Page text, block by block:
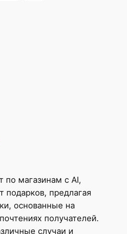
по магазинам с AI,
подарков, предлагая
основанные на
получателей.
случаи и